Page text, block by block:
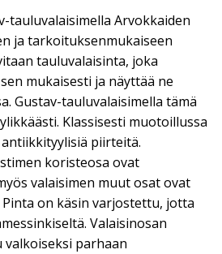
tauluvalaisimella Arvokkaiden
ja tarkoituksenmukaiseen
tauluvalaisinta, joka
mukaisesti ja näyttää ne
Gustav-tauluvalaisimella tämä
Klassisesti muotoillussa
piirteitä.
koristeosa ovat
valaisimen muut osat ovat
on käsin varjostettu, jotta
Valaisinosan
parhaan